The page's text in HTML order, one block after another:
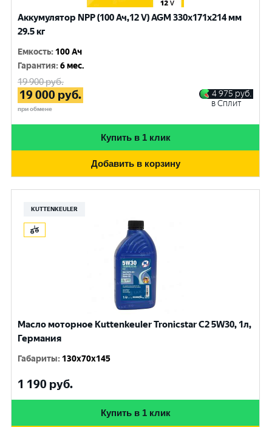
Аккумулятор NPP (100 Ач,12 V) AGM 330x171x214 мм
29.5 кг
Емкость: 100 Ач
Гарантия:6 мес.
19 900руб.
19 000 руб.
при обмене
4 975 руб.
в Сплит
Купить в 1 клик
Добавить в корзину
KUTTENKEULER
Масло моторное Kuttenkeuler Tronicstar C2 5W30, 1л,
Германия
Габариты: 130x70x145
1 190 руб.
Купить в 1 клик